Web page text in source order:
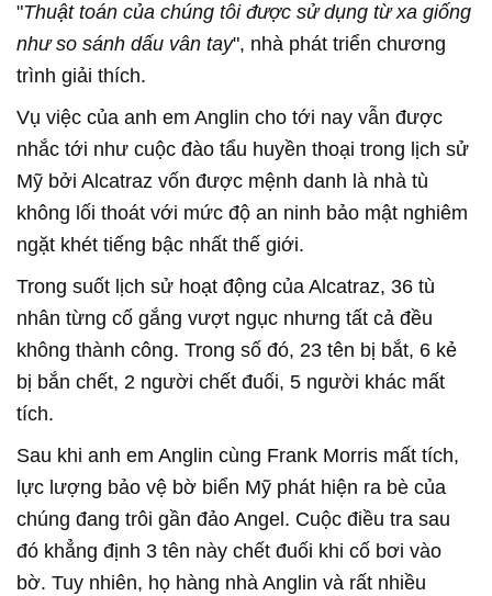
"Thuật toán của chúng tôi được sử dụng từ xa giống
như so sánh dấu vân tay", nhà phát triển chương
trình giải thích.
Vụ việc của anh em Anglin cho tới nay vẫn được
nhắc tới như cuộc đào tẩu huyền thoại trong lịch sử
Mỹ bởi Alcatraz vốn được mệnh danh là nhà tù
không lối thoát với mức độ an ninh bảo mật nghiêm
ngặt khét tiếng bậc nhất thế giới.
Trong suốt lịch sử hoạt động của Alcatraz, 36 tù
nhân từng cố gắng vượt ngục nhưng tất cả đều
không thành công. Trong số đó, 23 tên bị bắt, 6 kẻ
bị bắn chết, 2 người chết đuối, 5 người khác mất
tích.
Sau khi anh em Anglin cùng Frank Morris mất tích,
lực lượng bảo vệ bờ biển Mỹ phát hiện ra bè của
chúng đang trôi gần đảo Angel. Cuộc điều tra sau
đó khẳng định 3 tên này chết đuối khi cố bơi vào
bờ. Tuy nhiên, họ hàng nhà Anglin và rất nhiều